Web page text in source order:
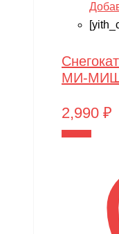
МИ-
2,990 ₽